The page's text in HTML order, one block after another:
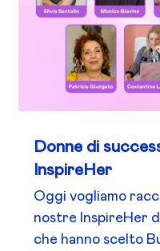
Donne di
InspireHer
Oggi vogliamo
nostre InspireHer
che hanno scelto